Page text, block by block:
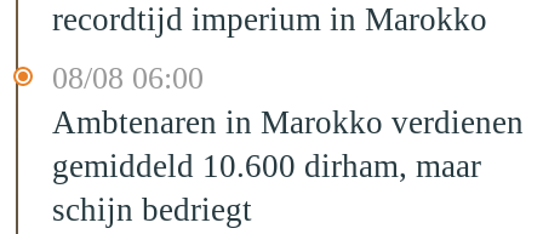
recordtijd imperium in Marokko
08/08 06:00
Ambtenaren in Marokko verdienen
gemiddeld 10.600 dirham, maar
schijn bedriegt